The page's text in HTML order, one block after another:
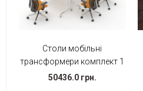
Столи мобільні
трансформери комплект 1
50436.0 грн.